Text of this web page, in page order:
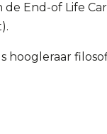
End-of Life
hoogleraar